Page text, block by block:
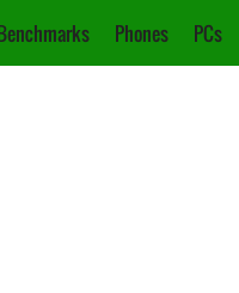
Phones PCs